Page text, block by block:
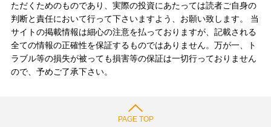
ただくためのものであり、実際の投資にあたっては読者ご自身の
判断と責任において行って下さいますよう、お願い致します。 当
サイトの掲載情報は細心の注意を払っておりますが、記載される
全ての情報の正確性を保証するものではありません。万が一、ト
ラブル等の損失が被っても損害等の保証は一切行っておりません
ので、予めご了承下さい。
PAGE TOP